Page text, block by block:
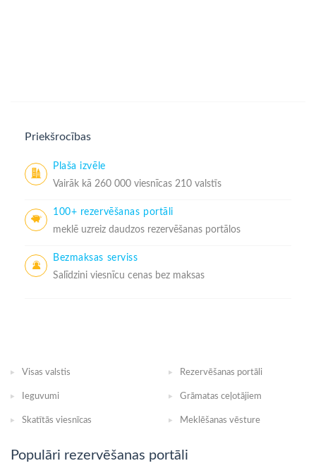
Priekšrocības
Plaša izvēle
Vairāk kā 260 000 viesnīcas 210 valstīs
100+ rezervēšanas portāli
meklē uzreiz daudzos rezervēšanas portālos
Bezmaksas serviss
Salīdzini viesnīcu cenas bez maksas
Visas valstis Rezervēšanas portāli
Ieguvumi Grāmatas ceļotājiem
Skatītās viesnīcas Meklēšanas vēsture
Populāri rezervēšanas portāli